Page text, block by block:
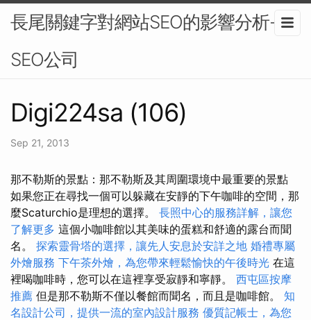
長尾關鍵字對網站SEO的影響分析-
SEO公司
Digi224sa (106)
Sep 21, 2013
那不勒斯的景點：那不勒斯及其周圍環境中最重要的景點
如果您正在尋找一個可以躲藏在安靜的下午咖啡的空間，那
麼Scaturchio是理想的選擇。 長照中心的服務詳解，讓您
了解更多 這個小咖啡館以其美味的蛋糕和舒適的露台而聞
名。 探索靈骨塔的選擇，讓先人安息於安詳之地 婚禮專屬
外燴服務 下午茶外燴，為您帶來輕鬆愉快的午後時光 在這
裡喝咖啡時，您可以在這裡享受寂靜和寧靜。 西屯區按摩
推薦 但是那不勒斯不僅以餐館而聞名，而且是咖啡館。 知
名設計公司，提供一流的室內設計服務 優質記帳士，為您